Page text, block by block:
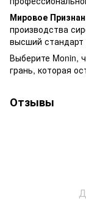
Мировое
производства
высший стандарт
Выберите Monin,
грань, которая
Отзывы